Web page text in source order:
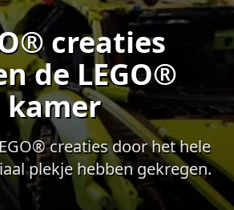
creaties
de LEGO®
kamer
creaties door het hele
plekje hebben gekregen.